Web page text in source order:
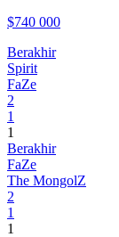
$740 000
Berakhir
Spirit
FaZe
2
1
1
Berakhir
FaZe
The MongolZ
2
1
1